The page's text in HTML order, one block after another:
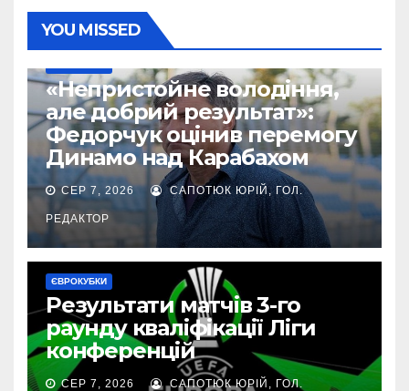
YOU MISSED
«Непристойне володіння,
але добрий результат»:
Федорчук оцінив перемогу
Динамо над Карабахом
СЕР 7, 2026 САПОТЮК ЮРІЙ, ГОЛ.
РЕДАКТОР
ЄВРОКУБКИ
Результати матчів 3-го
раунду кваліфікації Ліги
конференцій
СЕР 7, 2026 САПОТЮК ЮРІЙ, ГОЛ.